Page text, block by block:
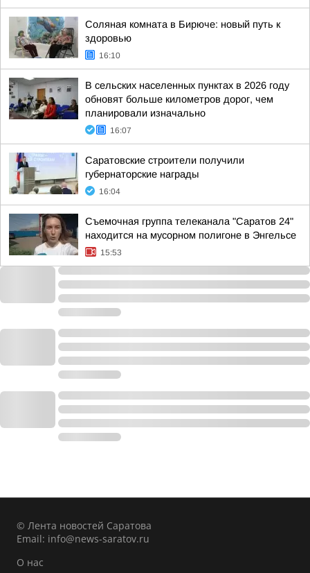
Соляная комната в Бирюче: новый путь к
здоровью
16:10
В сельских населенных пунктах в 2026 году
обновят больше километров дорог, чем
планировали изначально
16:07
Саратовские строители получили
губернаторские награды
16:04
Съемочная группа телеканала "Саратов 24"
находится на мусорном полигоне в Энгельсе
15:53
© Лента новостей Саратова
Email: info@news-saratov.ru
О нас